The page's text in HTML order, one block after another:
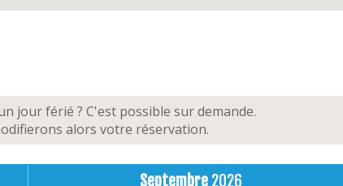
Les autres voitures peuvent être garées dans la
à prix réduit en vente chez Immo Europe)
jour férié ? C'est possible sur demande.
alors votre réservation.
Septembre 2026